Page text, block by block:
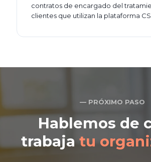
contratos de encargado del
clientes que utilizan la plataforma
— PRÓXIMO PASO
Hablemos de
trabaja tu